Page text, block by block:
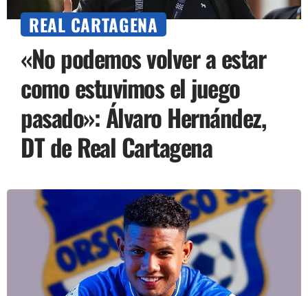
REAL CARTAGENA
«No podemos volver a estar
como estuvimos el juego
pasado»: Álvaro Hernández,
DT de Real Cartagena